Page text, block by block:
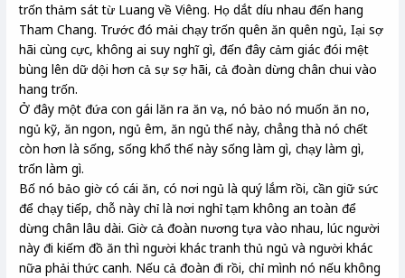
trốn thảm sát từ Luang về Viêng. Họ dắt díu nhau đến hang
Tham Chang. Trước đó mải chạy trốn quên ăn quên ngủ, Iại sợ
hãi cùng cực, không ai suy nghĩ gì, đến đây cảm giác đói mệt
bùng lên dữ dội hơn cả sự sợ hãi, cả đoàn dừng chân chui vào
hang trốn.
Ở đây một đứa con gái lăn ra ăn vạ, nó bảo nó muốn ăn no,
ngủ kỹ, ăn ngon, ngủ êm, ăn ngủ thế này, chẳng thà nó chết
còn hơn là sống, sống khổ thế này sống làm gì, chạy làm gì,
trốn làm gì.
Bố nó bảo giờ có cái ăn, có nơi ngủ là quý lắm rồi, cần giữ sức
để chạy tiếp, chỗ này chỉ là nơi nghỉ tạm không an toàn để
dừng chân lâu dài. Giờ cả đoàn nương tựa vào nhau, lúc người
này đi kiếm đồ ăn thì người khác tranh thủ ngủ và người khác
nữa phải thức canh. Nếu cả đoàn đi rồi, chỉ mình nó nếu không